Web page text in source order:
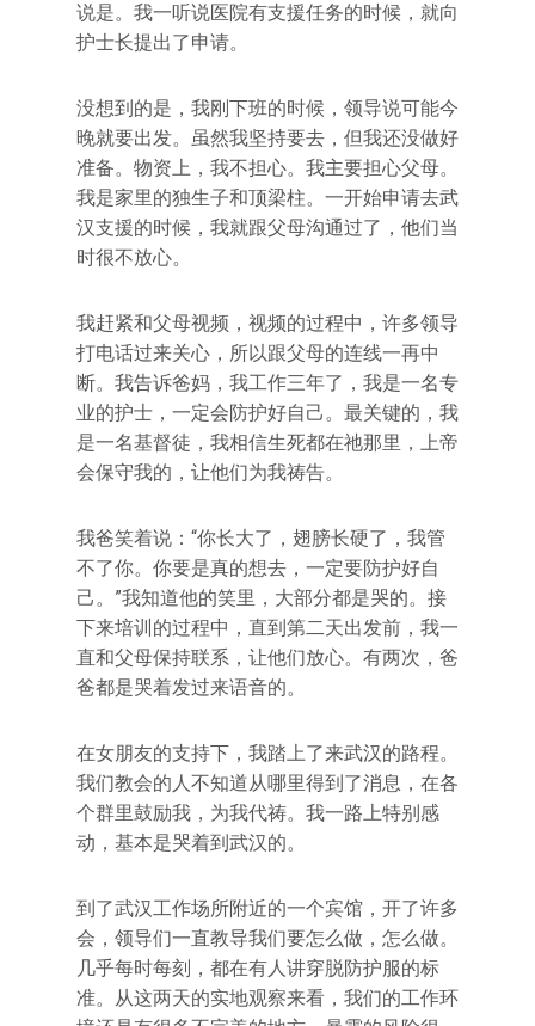
说是。我一听说医院有支援任务的时候，就向
护士长提出了申请。
没想到的是，我刚下班的时候，领导说可能今
晚就要出发。虽然我坚持要去，但我还没做好
准备。物资上，我不担心。我主要担心父母。
我是家里的独生子和顶梁柱。一开始申请去武
汉支援的时候，我就跟父母沟通过了，他们当
时很不放心。
我赶紧和父母视频，视频的过程中，许多领导
打电话过来关心，所以跟父母的连线一再中
断。我告诉爸妈，我工作三年了，我是一名专
业的护士，一定会防护好自己。最关键的，我
是一名基督徒，我相信生死都在祂那里，上帝
会保守我的，让他们为我祷告。
我爸笑着说：“你长大了，翅膀长硬了，我管
不了你。你要是真的想去，一定要防护好自
己。”我知道他的笑里，大部分都是哭的。接
下来培训的过程中，直到第二天出发前，我一
直和父母保持联系，让他们放心。有两次，爸
爸都是哭着发过来语音的。
在女朋友的支持下，我踏上了来武汉的路程。
我们教会的人不知道从哪里得到了消息，在各
个群里鼓励我，为我代祷。我一路上特别感
动，基本是哭着到武汉的。
到了武汉工作场所附近的一个宾馆，开了许多
会，领导们一直教导我们要怎么做，怎么做。
几乎每时每刻，都在有人讲穿脱防护服的标
准。从这两天的实地观察来看，我们的工作环